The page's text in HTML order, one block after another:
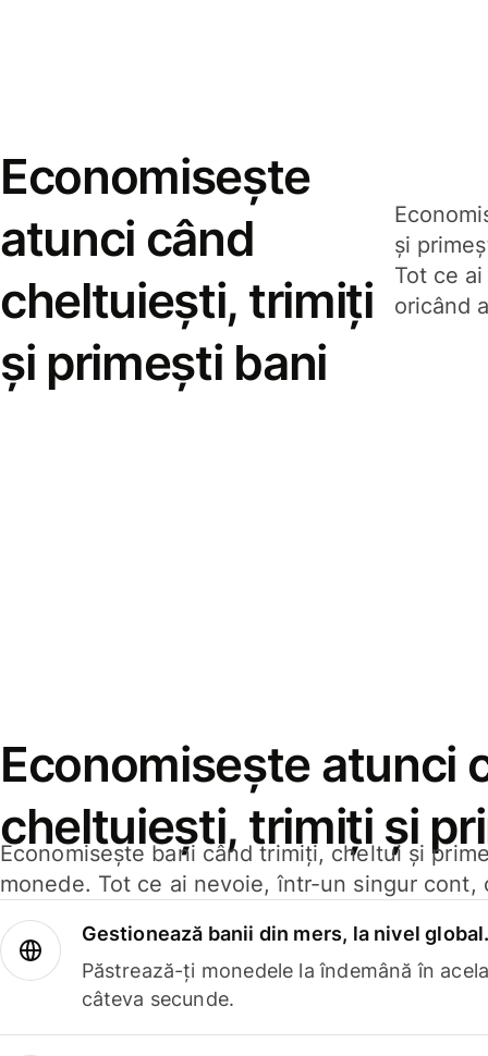
Economisește
atunci când
cheltuiești, trimiți
și primești bani
și
Tot ce
oricând
Economisește atunci
cheltuiești, trimiți și
Economisește bani când trimiți, cheltui și
monede. Tot ce ai nevoie, într-un singur cont,
Gestionează banii din mers, la nivel
Păstrează-ți monedele la îndemână în
câteva secunde.